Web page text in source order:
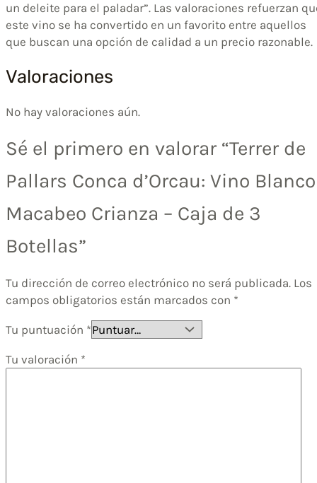
un deleite para el paladar”. Las valoraciones refuerzan
este vino se ha convertido en un favorito entre aquellos
que buscan una opción de calidad a un precio razonable.
Valoraciones
No hay valoraciones aún.
Sé el primero en valorar “Terrer de
Pallars Conca d’Orcau: Vino Blanco
Macabeo Crianza – Caja de 3
Botellas”
Tu dirección de correo electrónico no será publicada. Los
campos obligatorios están marcados con *
Tu puntuación *
Tu valoración *